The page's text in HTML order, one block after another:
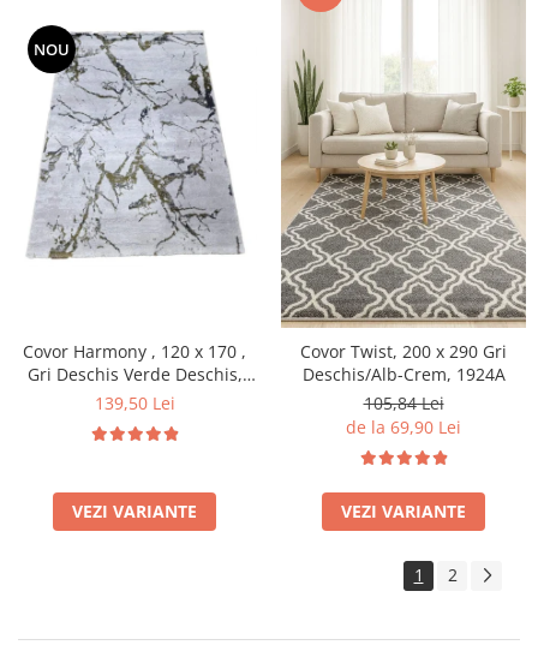
NOU
Covor Harmony , 120 x 170 ,
Gri Deschis Verde Deschis,
11902A
139,50 Lei
VEZI VARIANTE
Covor Twist, 200 x 290 Gri
Deschis/Alb-Crem, 1924A
105,84 Lei
de la 69,90 Lei
VEZI VARIANTE
1 2